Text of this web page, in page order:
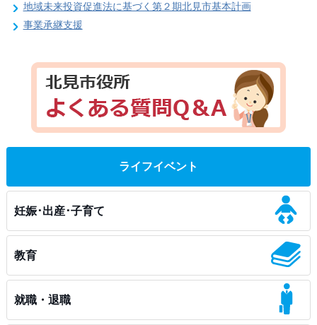
地域未来投資促進法に基づく第２期北見市基本計画
事業承継支援
ライフイベント
妊娠･出産･子育て
教育
就職・退職